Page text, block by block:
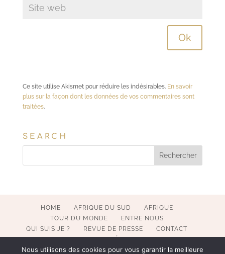
Ce site utilise Akismet pour réduire les indésirables. En savoir
plus sur la façon dont les données de vos commentaires sont
traitées.
SEARCH
HOME AFRIQUE DU SUD
AFRIQUE
TOUR DU MONDE
ENTRE NOUS
QUI SUIS JE ?
REVUE DE PRESSE
CONTACT
Nous utilisons des cookies pour vous garantir la meilleure